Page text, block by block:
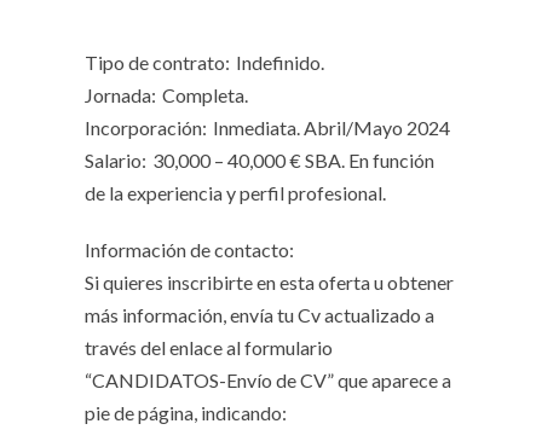
Tipo de contrato: Indefinido.
Jornada: Completa.
Incorporación: Inmediata. Abril/Mayo 2024
Salario: 30,000 – 40,000 € SBA. En función
de la experiencia y perfil profesional.
Información de contacto:
Si quieres inscribirte en esta oferta u obtener
más información, envía tu Cv actualizado a
través del enlace al formulario
“CANDIDATOS-Envío de CV” que aparece a
pie de página, indicando: